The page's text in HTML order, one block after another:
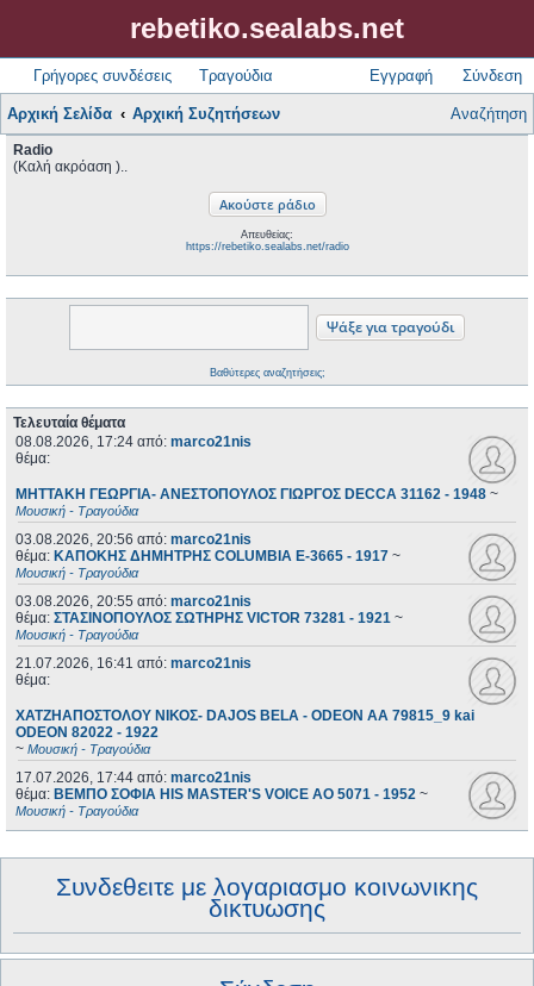
rebetiko.sealabs.net
Γρήγορες συνδέσεις Τραγούδια Σύνδεση
Εγγραφή
Αρχική Σελίδα Αρχική Συζητήσεων Αναζήτηση
Radio
(Καλή ακρόαση )..
Απευθείας:
https://rebetiko.sealabs.net/radio
Βαθύτερες αναζητήσεις;
Τελευταία θέματα
08.08.2026, 17:24 από: marco21nis
θέμα:
ΜΗΤΤΑΚΗ ΓΕΩΡΓΙΑ- ΑΝΕΣΤΟΠΟΥΛΟΣ ΓΙΩΡΓΟΣ DECCA 31162 - 1948 ~
Μουσική - Τραγούδια
03.08.2026, 20:56 από: marco21nis
θέμα: ΚΑΠΟΚΗΣ ΔΗΜΗΤΡΗΣ COLUMBIA E-3665 - 1917 ~
Μουσική - Τραγούδια
03.08.2026, 20:55 από: marco21nis
θέμα: ΣΤΑΣΙΝΟΠΟΥΛΟΣ ΣΩΤΗΡΗΣ VICTOR 73281 - 1921 ~
Μουσική - Τραγούδια
21.07.2026, 16:41 από: marco21nis
θέμα:
ΧΑΤΖΗΑΠΟΣΤΟΛΟΥ ΝΙΚΟΣ- DAJOS BELA - ODEON AA 79815_9 kai
ODEON 82022 - 1922
~ Μουσική - Τραγούδια
17.07.2026, 17:44 από: marco21nis
θέμα: ΒΕΜΠΟ ΣΟΦΙΑ HIS MASTER'S VOICE AO 5071 - 1952 ~
Μουσική - Τραγούδια
Συνδεθειτε με λογαριασμο κοινωνικης
δικτυωσης